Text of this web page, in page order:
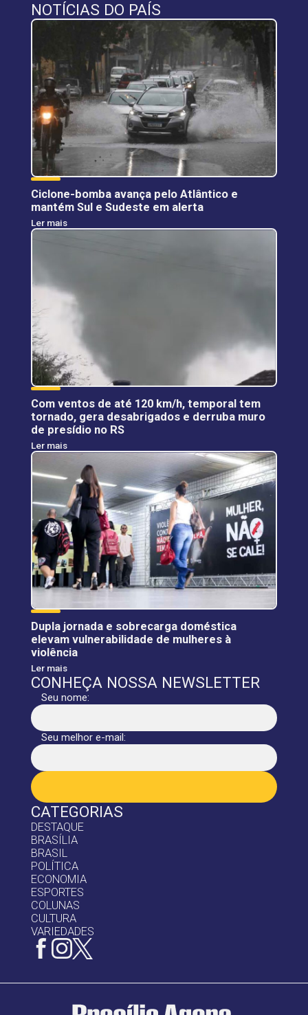
CATEGORIAS
DESTAQUE
BRASÍLIA
BRASIL
POLÍTICA
ECONOMIA
ESPORTES
COLUNAS
CULTURA
VARIEDADES
NOTÍCIAS DO PAÍS
Ciclone-bomba avança pelo Atlântico e
mantém Sul e Sudeste em alerta
Ler mais
Com ventos de até 120 km/h, temporal tem
tornado, gera desabrigados e derruba muro
de presídio no RS
Ler mais
Dupla jornada e sobrecarga doméstica
elevam vulnerabilidade de mulheres à
violência
Ler mais
CONHEÇA NOSSA NEWSLETTER
Seu nome:
Seu melhor e-mail: